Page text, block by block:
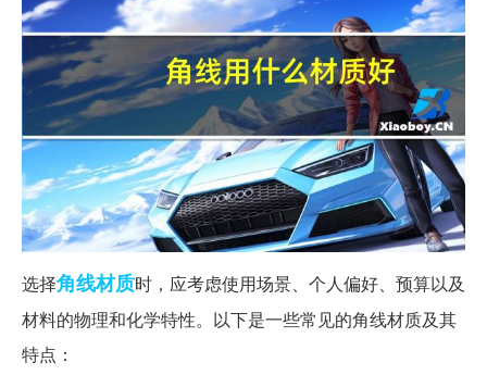
选择角线材质时，应考虑使用场景、个人偏好、预算以及
材料的物理和化学特性。以下是一些常见的角线材质及其
特点：